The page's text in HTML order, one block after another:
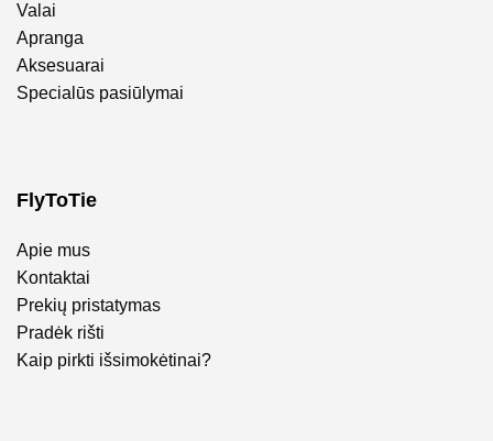
Valai
Apranga
Aksesuarai
Specialūs pasiūlymai
FlyToTie
Apie mus
Kontaktai
Prekių pristatymas
Pradėk rišti
Kaip pirkti išsimokėtinai?